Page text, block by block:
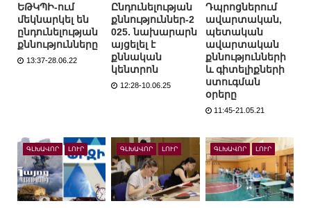
ԵԹԿՊԻ-ում
մեկնարկել են
ընդունելության
քննությունները
13:37-28.06.22
Ընդունելության
քննություններ-2
025. նախարարն
այցելել է
քննական
կենտրոն
12:28-10.06.25
Դպրոցներում
ավարտական,
պետական
ավարտական
քննությունների
և գիտելիքների
ստուգման
օրերը
11:45-21.05.21
ԳԼԽԱՎՈՐ ԼՈՒՐ ԳԼԽԱՎՈՐ ԼՈՒՐ ԳԼԽԱՎՈՐ ԼՈՒՐ